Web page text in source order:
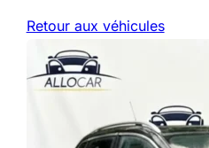
Retour aux véhicules